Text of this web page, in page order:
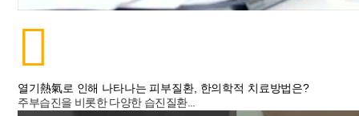
열기熱氣로 인해 나타나는 피부질환, 한의학적 치료방법은?
주부습진을 비롯한 다양한 습진질환...